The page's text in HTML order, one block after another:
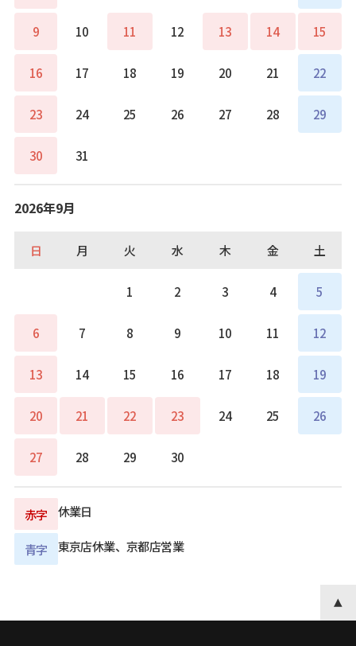
9 10 11 12 13 14 15
16 17 18 19 20 21 22
23 24 25 26 27 28 29
30 31
2026年9月
日 月 火 水 木 金 土
1 2 3 4 5
6 7 8 9 10 11 12
13 14 15 16 17 18 19
20 21 22 23 24 25 26
27 28 29 30
赤字 休業日
青字 東京店休業、京都店営業